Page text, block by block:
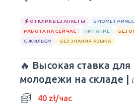
ОТКЛИК БЕЗ АНКЕТЫ
РАБОТА НА СЕЙЧАС
ПИТАНИЕ
БЕЗ
С ЖИЛЬЕМ
БЕЗ ЗНАНИЯ ЯЗЫКА
🔥 Высокая ставка для
молодежи на складе |
зл/час нетто
40 zł/час